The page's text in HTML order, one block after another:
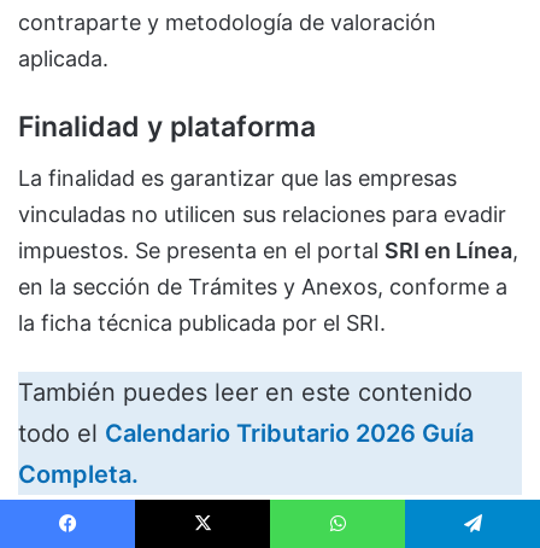
contraparte y metodología de valoración
aplicada.
Finalidad y plataforma
La finalidad es garantizar que las empresas
vinculadas no utilicen sus relaciones para evadir
impuestos. Se presenta en el portal SRI en Línea,
en la sección de Trámites y Anexos, conforme a
la ficha técnica publicada por el SRI.
También puedes leer en este contenido
todo el Calendario Tributario 2026 Guía
Completa.